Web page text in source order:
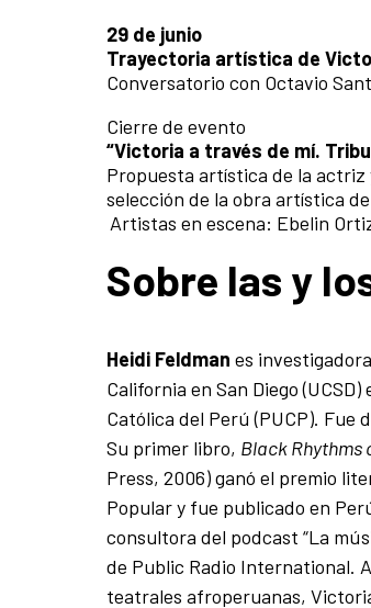
29 de junio
Trayectoria artística de
Conversatorio con Octavio
Cierre de evento
“Victoria a través de mí.
Propuesta artística de la
selección de la obra artística
Artistas en escena: Ebelin
Sobre las y
Heidi Feldman es
California en San Diego
Católica del Perú (PUCP). Fue
Su primer libro, Black Rhythms
Press, 2006) ganó el premio
Popular y fue publicado en
consultora del podcast “La
de Public Radio International.
teatrales afroperuanas,